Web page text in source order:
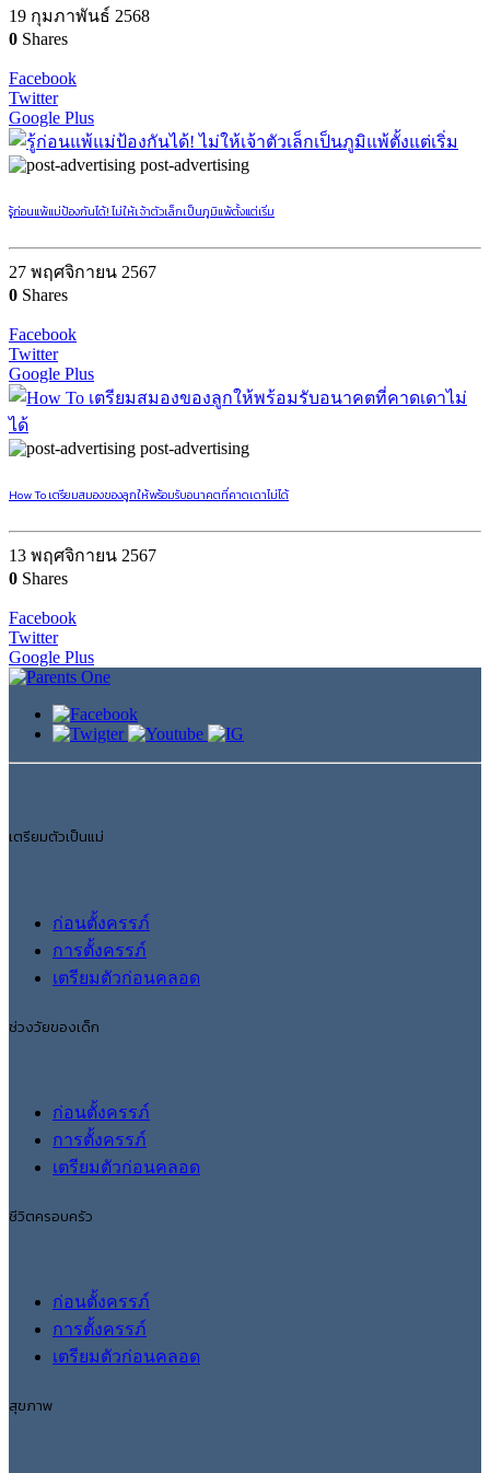
19 กุมภาพันธ์ 2568
0 Shares
Facebook
Twitter
Google Plus
post-advertising
รู้ก่อนแพ้แม่ป้องกันได้! ไม่ให้เจ้าตัวเล็กเป็นภูมิแพ้ตั้งแต่เริ่ม
27 พฤศจิกายน 2567
0 Shares
Facebook
Twitter
Google Plus
post-advertising
How To เตรียมสมองของลูกให้พร้อมรับอนาคตที่คาดเดาไม่ได้
13 พฤศจิกายน 2567
0 Shares
Facebook
Twitter
Google Plus
เตรียมตัวเป็นแม่
ก่อนตั้งครรภ์
การตั้งครรภ์
เตรียมตัวก่อนคลอด
ช่วงวัยของเด็ก
ก่อนตั้งครรภ์
การตั้งครรภ์
เตรียมตัวก่อนคลอด
ชีวิตครอบครัว
ก่อนตั้งครรภ์
การตั้งครรภ์
เตรียมตัวก่อนคลอด
สุขภาพ